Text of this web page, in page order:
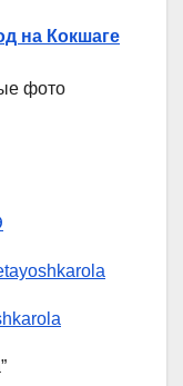
на Кокшаге
фото